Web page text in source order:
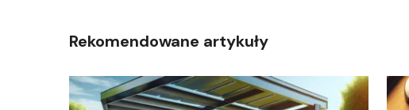
Rekomendowane artykuły